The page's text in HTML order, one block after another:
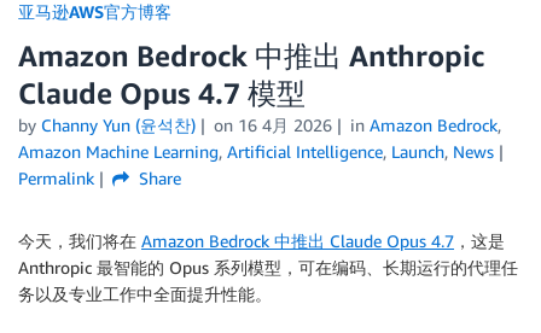
亚马逊AWS官方博客
Amazon Bedrock 中推出 Anthropic
Claude Opus 4.7 模型
by Channy Yun (윤석찬) on 16 4月 2026 in Amazon Bedrock,
Amazon Machine Learning, Artificial Intelligence, Launch, News
Permalink
Share
今天，我们将在 Amazon Bedrock 中推出 Claude Opus 4.7 ，这是
Anthropic 最智能的 Opus 系列模型，可在编码、长期运行的代理任
务以及专业工作中全面提升性能。